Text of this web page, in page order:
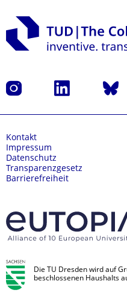
Instagram LinkedIn
Kontakt
Impressum
Datenschutz
Transparenzgesetz
Barrierefreiheit
Die TU Dresden wird auf
beschlossenen Haushalts